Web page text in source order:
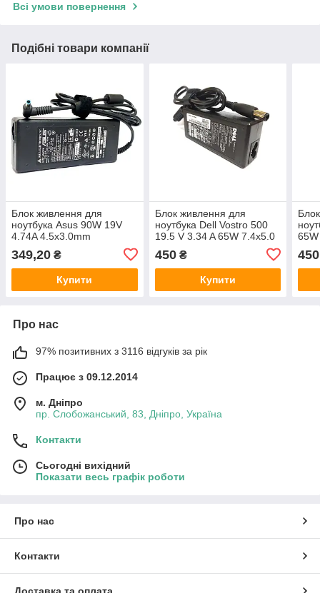
Всі умови повернення
Подібні товари компанії
Блок живлення для
ноутбука Asus 90W 19V
4.74A 4.5x3.0mm
349,20 ₴
Купити
Блок живлення для
ноутбука Dell Vostro 500
19.5 V 3.34 A 65W 7.4x5.0
450₴
Купити
450
Про нас
97% позитивних з 3116 відгуків за рік
Працює з 09.12.2014
м. Дніпро
пр. Слобожанський, 83, Дніпро, Україна
Контакти
Сьогодні вихідний
Показати весь графік роботи
Про нас
Контакти